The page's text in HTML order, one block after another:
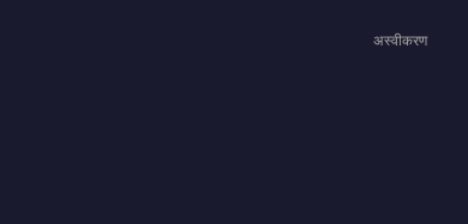
अस्वीकरण